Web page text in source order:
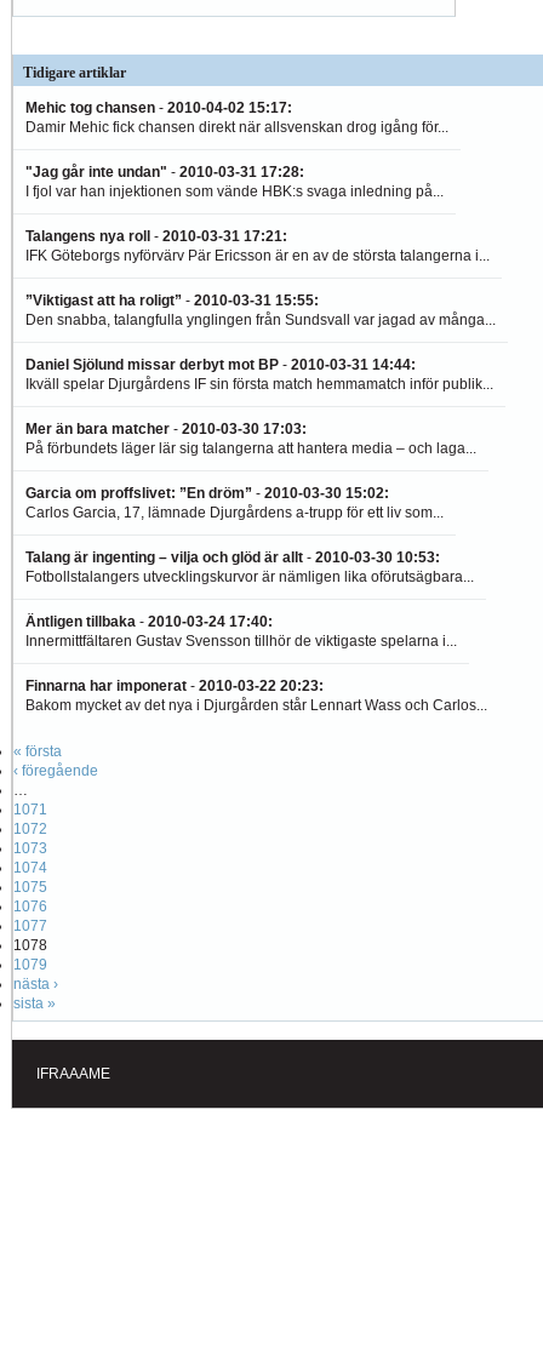
Tidigare artiklar
Mehic tog chansen - 2010-04-02 15:17:
Damir Mehic fick chansen direkt när allsvenskan drog igång för...
"Jag går inte undan" - 2010-03-31 17:28:
I fjol var han injektionen som vände HBK:s svaga inledning på...
Talangens nya roll - 2010-03-31 17:21:
IFK Göteborgs nyförvärv Pär Ericsson är en av de största talangerna i...
”Viktigast att ha roligt” - 2010-03-31 15:55:
Den snabba, talangfulla ynglingen från Sundsvall var jagad av många...
Daniel Sjölund missar derbyt mot BP - 2010-03-31 14:44:
Ikväll spelar Djurgårdens IF sin första match hemmamatch inför publik...
Mer än bara matcher - 2010-03-30 17:03:
På förbundets läger lär sig talangerna att hantera media – och laga...
Garcia om proffslivet: ”En dröm” - 2010-03-30 15:02:
Carlos Garcia, 17, lämnade Djurgårdens a-trupp för ett liv som...
Talang är ingenting – vilja och glöd är allt - 2010-03-30 10:53:
Fotbollstalangers utvecklingskurvor är nämligen lika oförutsägbara...
Äntligen tillbaka - 2010-03-24 17:40:
Innermittfältaren Gustav Svensson tillhör de viktigaste spelarna i...
Finnarna har imponerat - 2010-03-22 20:23:
Bakom mycket av det nya i Djurgården står Lennart Wass och Carlos...
« första
‹ föregående
1071
1072
1073
1074
1075
1076
1077
1078
1079
nästa ›
sista »
IFRAAAME